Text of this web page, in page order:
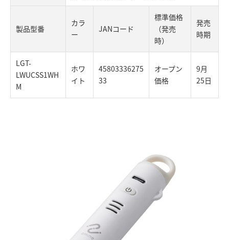
製品型番
カラ
ー
JANコード
標準価格
（発売
時）
発売
時期
LGT-
LWUCSS1WH
M
ホワ
イト
45803336275
33
オープン
価格
9月
25日